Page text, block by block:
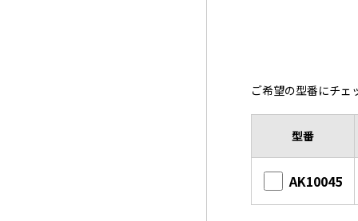
ご希望の型番にチェ
型番
AK10045